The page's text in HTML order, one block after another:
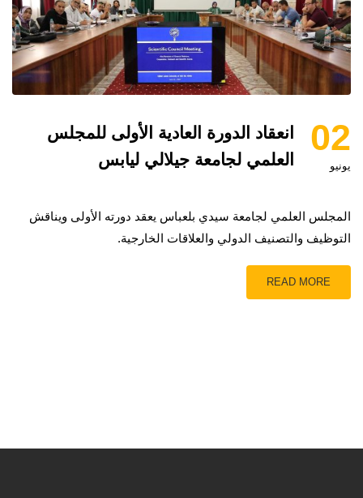
02
يونيو
انعقاد الدورة العادية الأولى للمجلس
العلمي لجامعة جيلالي ليابس
المجلس العلمي لجامعة سيدي بلعباس يعقد دورته الأولى ويناقش
التوظيف والتصنيف الدولي والعلاقات الخارجية.
READ MORE